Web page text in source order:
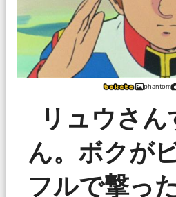
phantom
リュウさ
ん。ボクが
フルで撃っ